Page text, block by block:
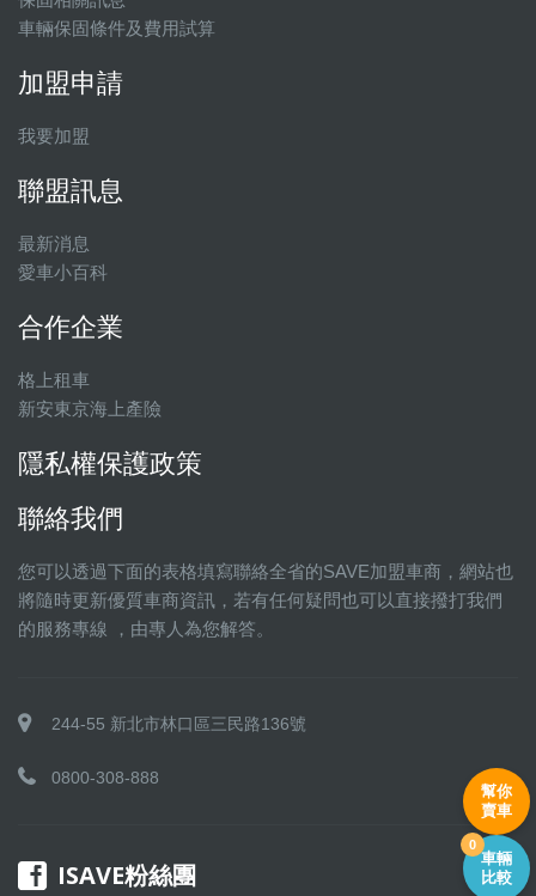
車輛保固條件及費用試算
加盟申請
我要加盟
聯盟訊息
最新消息
愛車小百科
合作企業
格上租車
新安東京海上產險
隱私權保護政策
聯絡我們
您可以透過下面的表格填寫聯絡全省的SAVE加盟車商，網站也
將隨時更新優質車商資訊，若有任何疑問也可以直接撥打我們
的服務專線 ，由專人為您解答。
244-55 新北市林口區三民路136號
0800-308-888
ISAVE粉絲團
幫你
賣車
車輛
比較
0